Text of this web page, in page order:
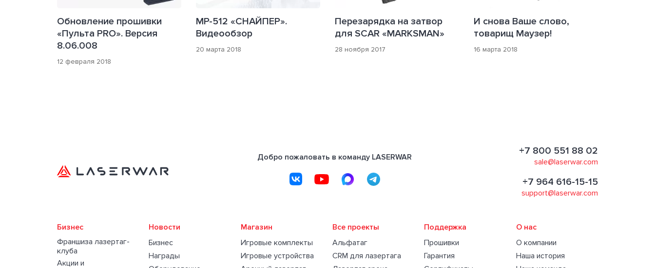
Обновление прошивки
«Пульта PRO». Версия
8.06.008
12 февраля 2018
МР-512 «СНАЙПЕР».
Видеообзор
20 марта 2018
Перезарядка на затвор
для SCAR «MARKSMAN»
28 ноября 2017
И снова Ваше слово,
товарищ Маузер!
16 марта 2018
Добро пожаловать в команду LASERWAR
+7 800 551 88 02
sale@laserwar.com
+7 964 616-15-15
support@laserwar.com
Бизнес
Франшиза лазертаг-
клуба
Акции и
Новости
Бизнес
Награды
Магазин
Игровые комплекты
Игровые устройства
Все проекты
Альфатаг
CRM для лазертага
Поддержка
Прошивки
Гарантия
О нас
О компании
Наша история